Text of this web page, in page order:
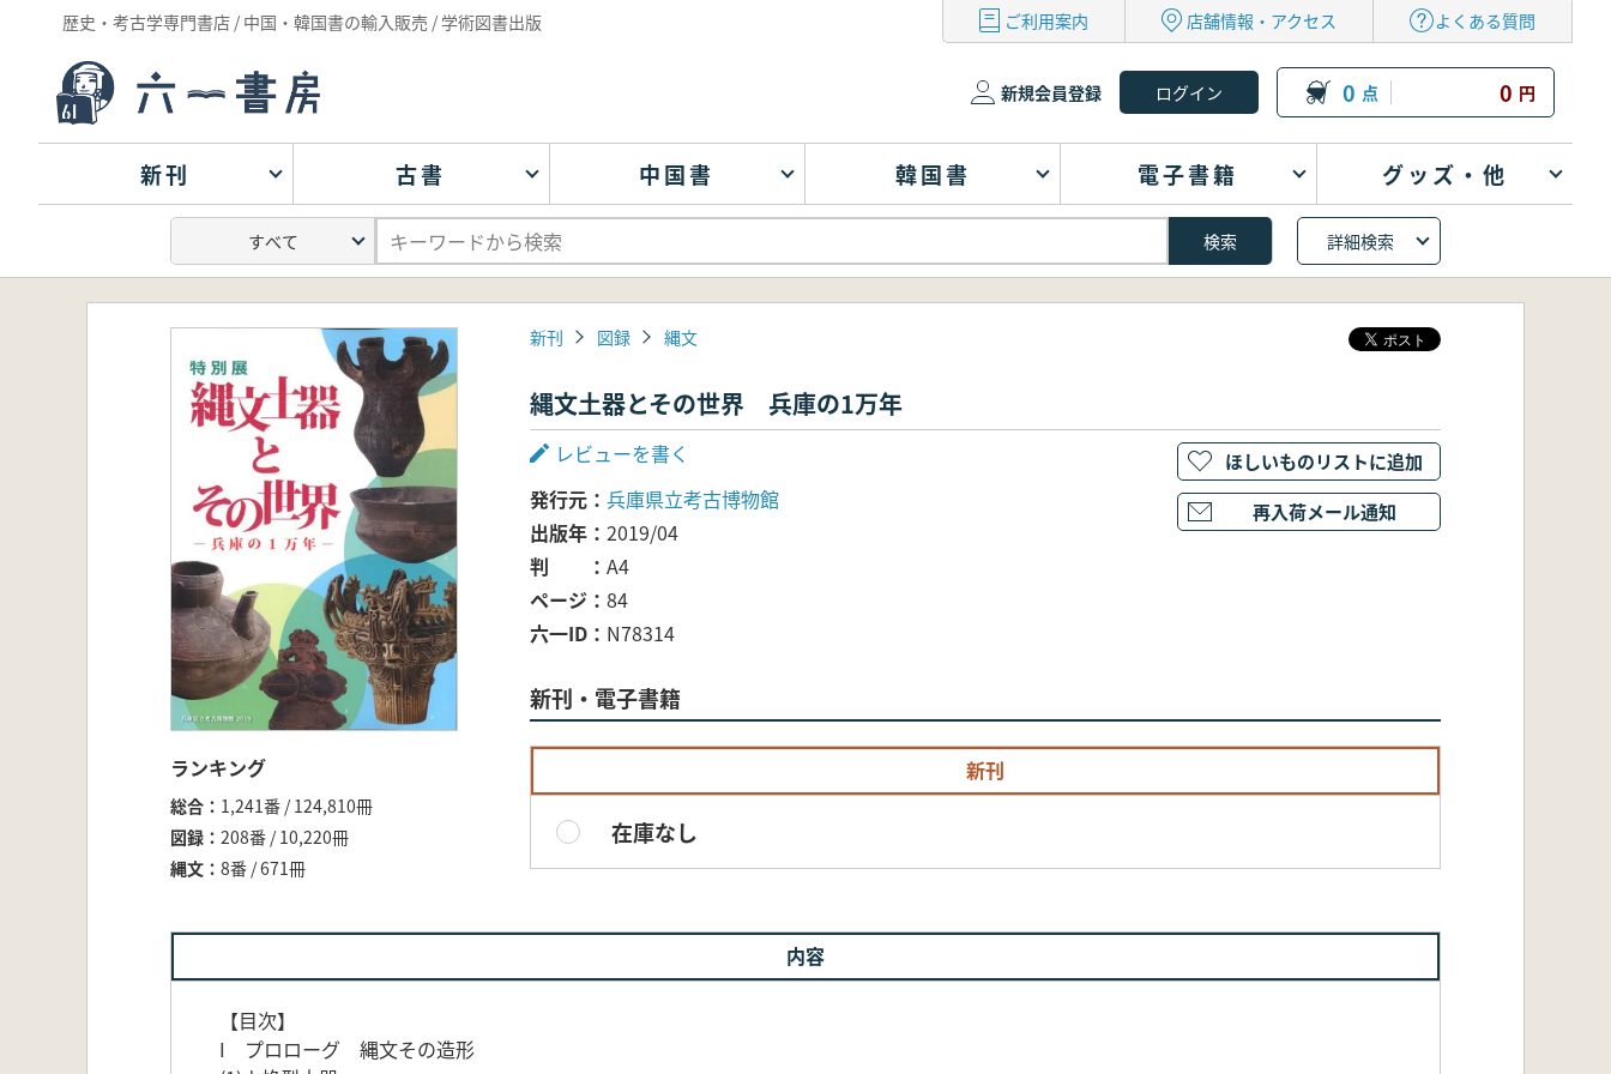
歴史・考古学専門書店 / 中国・韓国書の輸入販売 / 学術図書出版 ご利用案内 店舗情報・アクセス よくある質問
新規会員登録 0 点 0 円
新刊 古書 中国書 韓国書 電子書籍 グッズ・他
詳細検索
ランキング
総合
1,241番 / 124,810冊
図録
208番 / 10,220冊
縄文
8番 / 671冊
新刊 図録 縄文
縄文土器とその世界 兵庫の1万年
レビューを書く
発行元
兵庫県立考古博物館
出版年
2019/04
判
A4
ページ
84
六一ID
N78314
新刊・電子書籍
新刊
在庫なし
ほしいものリストに追加
再入荷メール通知
内容
【目次】
I プロローグ 縄文その造形